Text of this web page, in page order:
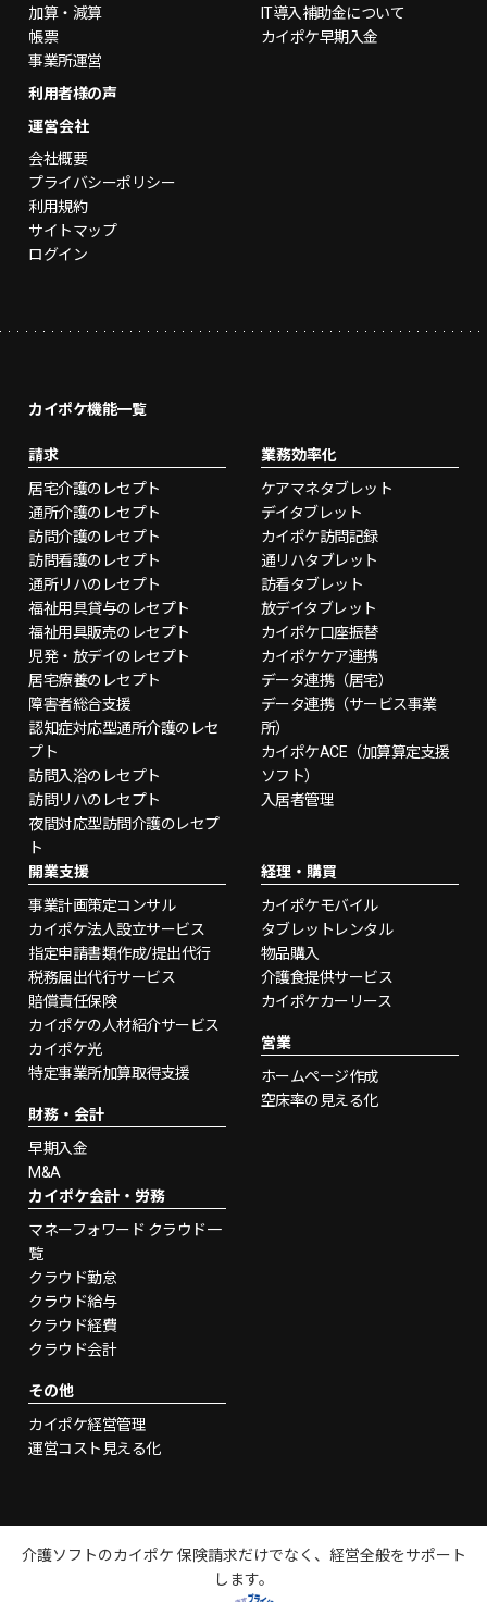
加算・減算
帳票
事業所運営
利用者様の声
IT導入補助金について
カイポケ早期入金
運営会社
会社概要
プライバシーポリシー
利用規約
サイトマップ
ログイン
カイポケ機能一覧
請求
居宅介護のレセプト
通所介護のレセプト
訪問介護のレセプト
訪問看護のレセプト
通所リハのレセプト
福祉用具貸与のレセプト
福祉用具販売のレセプト
児発・放デイのレセプト
居宅療養のレセプト
障害者総合支援
認知症対応型通所介護のレセ
プト
訪問入浴のレセプト
訪問リハのレセプト
夜間対応型訪問介護のレセプ
ト
業務効率化
ケアマネタブレット
デイタブレット
カイポケ訪問記録
通リハタブレット
訪看タブレット
放デイタブレット
カイポケ口座振替
カイポケケア連携
データ連携（居宅）
データ連携（サービス事業
所）
カイポケACE（加算算定支援
ソフト）
入居者管理
開業支援
事業計画策定コンサル
カイポケ法人設立サービス
指定申請書類作成/提出代行
税務届出代行サービス
賠償責任保険
カイポケの人材紹介サービス
カイポケ光
特定事業所加算取得支援
財務・会計
早期入金
M&A
経理・購買
カイポケモバイル
タブレットレンタル
物品購入
介護食提供サービス
カイポケカーリース
営業
ホームページ作成
空床率の見える化
カイポケ会計・労務
マネーフォワード クラウド一
覧
クラウド勤怠
クラウド給与
クラウド経費
クラウド会計
その他
カイポケ経営管理
運営コスト見える化
介護ソフトのカイポケ 保険請求だけでなく、経営全般をサポート
します。